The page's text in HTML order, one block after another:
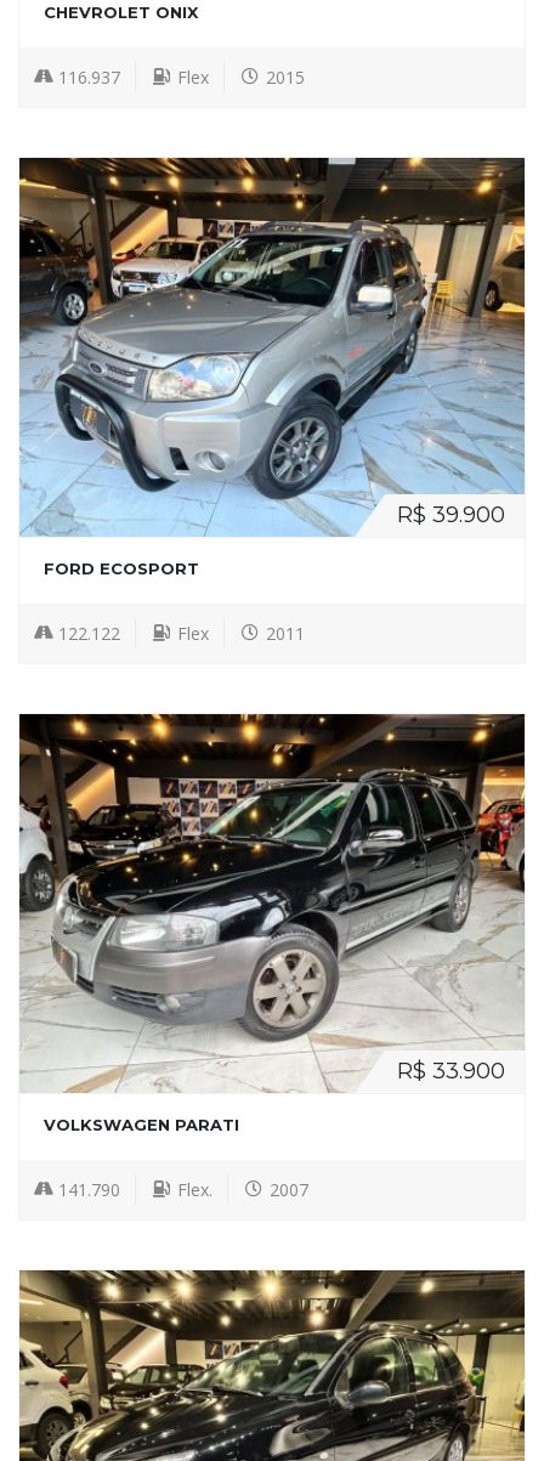
CHEVROLET ONIX
116.937 Flex 2015
R$ 39.900
FORD ECOSPORT
122.122 Flex 2011
R$ 33.900
VOLKSWAGEN PARATI
141.790 Flex. 2007